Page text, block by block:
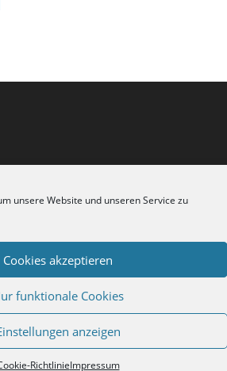
unsere Website und unseren Service zu
Cookies akzeptieren
funktionale Cookies
anzeigen
RichtlinieImpressum
Kontakt Cookie-Richtlinie (EU)
2026 - Andrea Liebetanz